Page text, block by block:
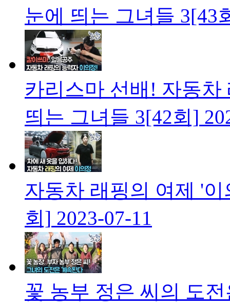
눈에 띄는 그녀들 3[43
카리스마 선배! 자동
띄는 그녀들 3[42회]
자동차 래핑의 여제 '
회] 2023-07-11
꽃 농부 정은 씨의 도